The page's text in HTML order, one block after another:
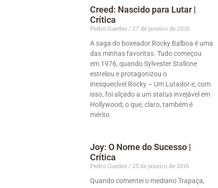
Creed: Nascido para Lutar |
Crítica
Pedro Guedes
27 de janeiro de 2016
A saga do boxeador Rocky Balboa é uma
das minhas favoritas. Tudo começou
em 1976, quando Sylvester Stallone
estrelou e protagonizou o
inesquecível Rocky – Um Lutador e, com
isso, foi alçado a um status invejável em
Hollywood; o que, claro, também é
mérito
Joy: O Nome do Sucesso |
Crítica
Pedro Guedes
25 de janeiro de 2016
Quando comentei o mediano Trapaça,